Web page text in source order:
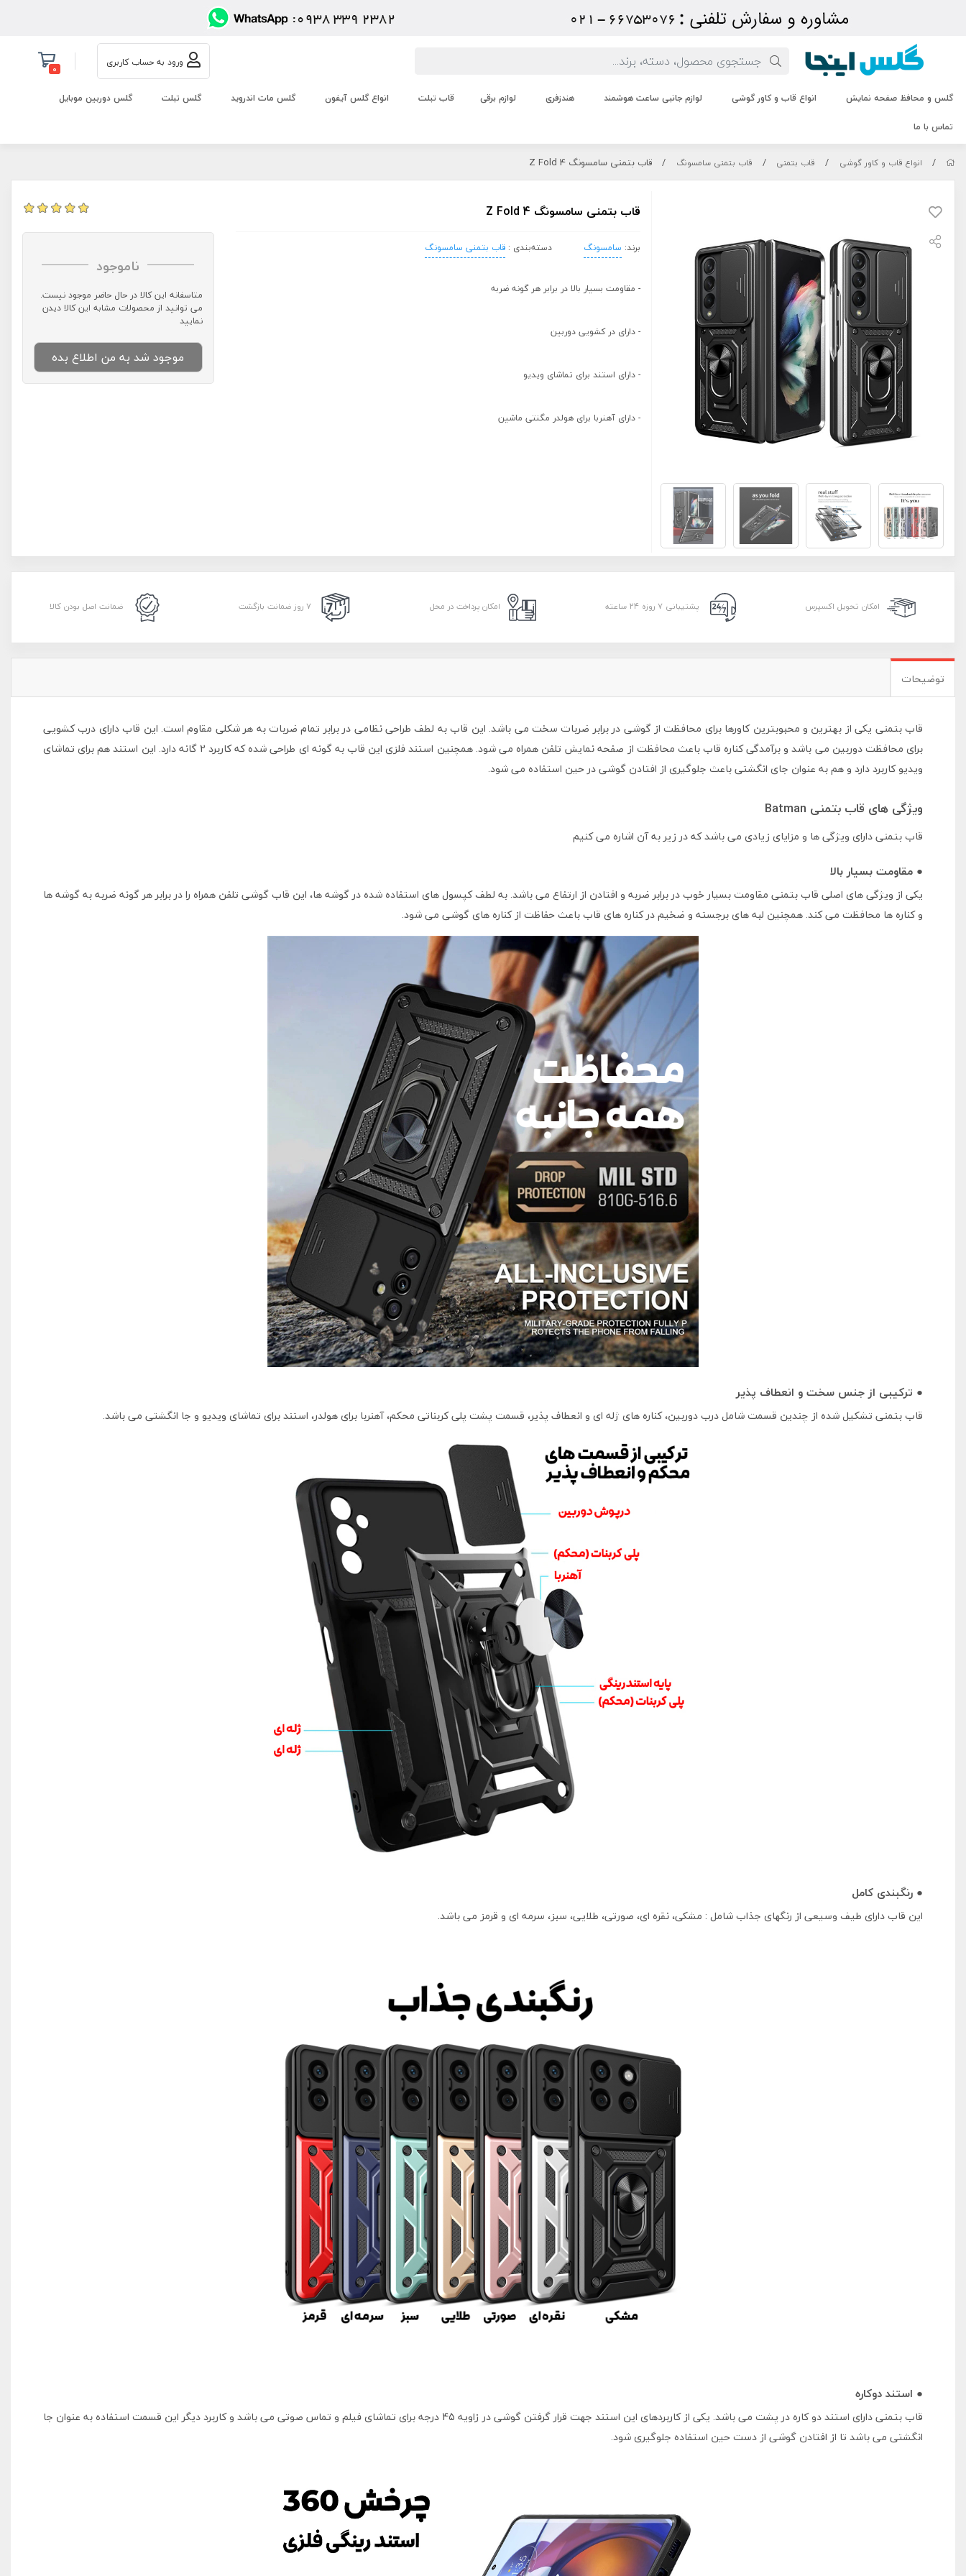
ورود به حساب کاربری 0
گلس و محافظ صفحه نمایش انواع قاب و کاور گوشی لوازم جانبی ساعت هوشمند هندزفری لوازم برقی قاب تبلت انواع گلس آیفون گلس مات اندروید گلس تبلت
گلس دوربین موبایل
تماس با ما
/ انواع قاب و کاور گوشی / قاب بتمنی / قاب بتمنی سامسونگ / قاب بتمنی سامسونگ Z Fold 4
قاب بتمنی سامسونگ Z Fold 4
برند: سامسونگ دسته‌بندی :قاب بتمنی سامسونگ
- مقاومت بسیار بالا در برابر هر گونه ضربه
- دارای در کشویی دوربین
- دارای استند برای تماشای ویدیو
- دارای آهنربا برای هولدر مگنتی ماشین
ناموجود
متاسفانه این کالا در حال حاضر موجود نیست.
می توانید از محصولات مشابه این کالا دیدن
نمایید
موجود شد به من اطلاع بده
امکان تحویل اکسپرس پشتیبانی ۷ روزه ۲۴ ساعته امکان پرداخت در محل ۷ روز ضمانت بازگشت ضمانت اصل بودن کالا
توضیحات
قاب بتمنی یکی از بهترین و محبوبترین کاورها برای محافظت از گوشی در برابر ضربات سخت می باشد. این قاب به لطف طراحی نظامی در برابر تمام ضربات به هر شکلی مقاوم است. این قاب دارای درب کشویی
برای محافظت دوربین می باشد و برآمدگی کناره قاب باعث محافظت از صفحه نمایش تلفن همراه می شود. همچنین استند فلزی این قاب به گونه ای طراحی شده که کاربرد 2 گانه دارد. این استند هم برای تماشای
ویدیو کاربرد دارد و هم به عنوان جای انگشتی باعث جلوگیری از افتادن گوشی در حین استفاده می شود.
ویژگی های قاب بتمنی Batman
قاب بتمنی دارای ویژگی ها و مزایای زیادی می باشد که در زیر به آن اشاره می کنیم
● مقاومت بسیار بالا
یکی از ویژگی های اصلی قاب بتمنی مقاومت بسیار خوب در برابر ضربه و افتادن از ارتفاع می باشد. به لطف کپسول های استفاده شده در گوشه ها، این قاب گوشی تلفن همراه را در برابر هر گونه ضربه به گوشه ها
و کناره ها محافظت می کند. همچنین لبه های برجسته و ضخیم در کناره های قاب باعث حفاظت از کناره های گوشی می شود.
● ترکیبی از جنس سخت و انعطاف پذیر
قاب بتمنی تشکیل شده از چندین قسمت شامل درب دوربین، کناره های ژله ای و انعطاف پذیر، قسمت پشت پلی کربناتی محکم، آهنربا برای هولدر، استند برای تماشای ویدیو و جا انگشتی می باشد.
● رنگبندی کامل
این قاب دارای طیف وسیعی از رنگهای جذاب شامل : مشکی، نقره ای، صورتی، طلایی، سبز، سرمه ای و قرمز می باشد.
● استند دوکاره
قاب بتمنی دارای استند دو کاره در پشت می باشد. یکی از کاربردهای این استند جهت قرار گرفتن گوشی در زاویه 45 درجه برای تماشای فیلم و تماس صوتی می باشد و کاربرد دیگر این قسمت استفاده به عنوان جا
انگشتی می باشد تا از افتادن گوشی از دست حین استفاده جلوگیری شود.